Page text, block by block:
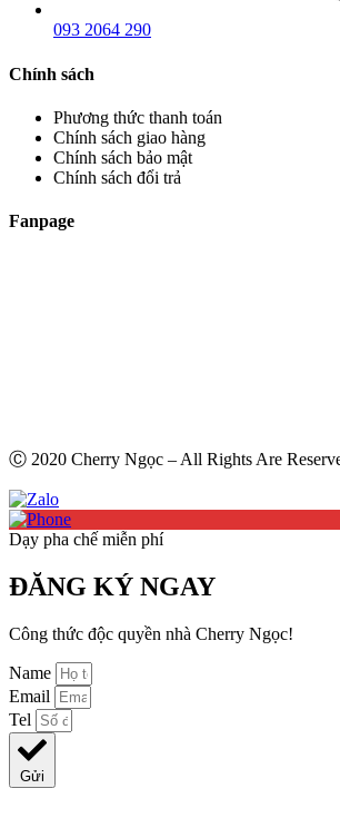
093 2064 290
Chính sách
Phương thức thanh toán
Chính sách giao hàng
Chính sách bảo mật
Chính sách đổi trả
Fanpage
Ⓒ 2020 Cherry Ngọc – All Rights Are
Dạy pha chế miễn phí
ĐĂNG KÝ NGAY
Công thức độc quyền nhà Cherry Ngọc!
Name
Email
Tel
Gửi